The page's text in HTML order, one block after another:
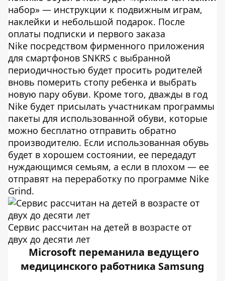
набор» — инструкции к подвижным играм,
наклейки и небольшой подарок. После
оплаты подписки и первого заказа
Nike посредством фирменного приложения
для смартфонов SNKRS с выбранной
периодичностью будет просить родителей
вновь померить стопу ребенка и выбрать
новую пару обуви. Кроме того, дважды в год
Nike будет присылать участникам программы
пакеты для использованной обуви, которые
можно бесплатно отправить обратно
производителю. Если использованная обувь
будет в хорошем состоянии, ее передадут
нуждающимся семьям, а если в плохом — ее
отправят на переработку по программе Nike
Grind.
Сервис рассчитан на детей в возрасте от
двух до десяти лет
Microsoft переманила ведущего
медицинского работника Samsung